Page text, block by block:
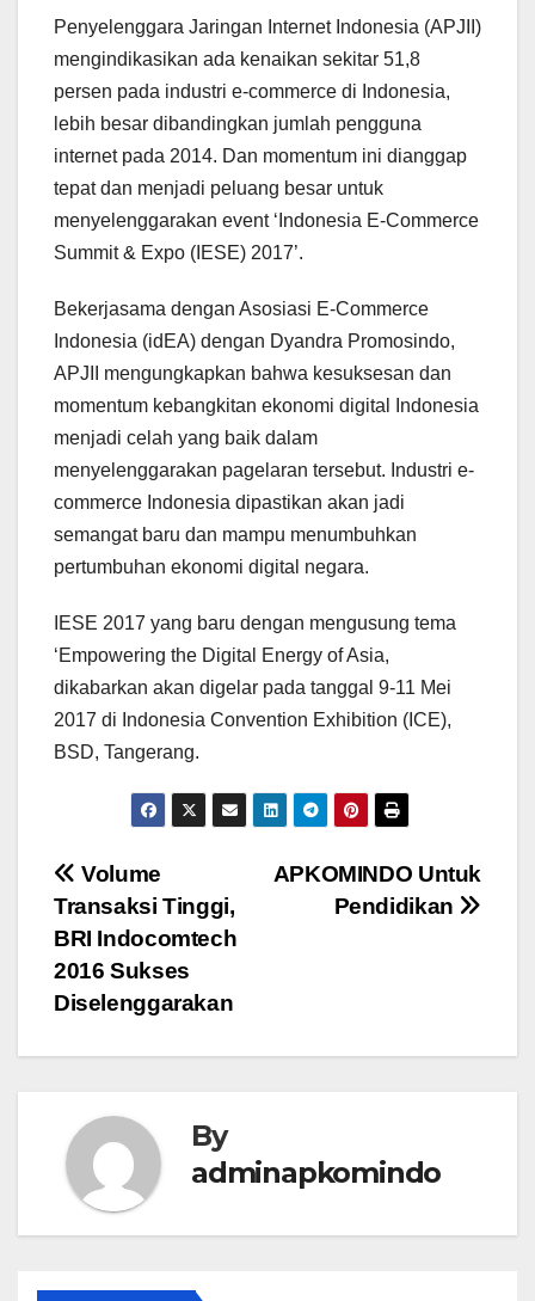
Penyelenggara Jaringan Internet Indonesia (APJII)
mengindikasikan ada kenaikan sekitar 51,8
persen pada industri e-commerce di Indonesia,
lebih besar dibandingkan jumlah pengguna
internet pada 2014. Dan momentum ini dianggap
tepat dan menjadi peluang besar untuk
menyelenggarakan event ‘Indonesia E-Commerce
Summit & Expo (IESE) 2017’.
Bekerjasama dengan Asosiasi E-Commerce
Indonesia (idEA) dengan Dyandra Promosindo,
APJII mengungkapkan bahwa kesuksesan dan
momentum kebangkitan ekonomi digital Indonesia
menjadi celah yang baik dalam
menyelenggarakan pagelaran tersebut. Industri e-
commerce Indonesia dipastikan akan jadi
semangat baru dan mampu menumbuhkan
pertumbuhan ekonomi digital negara.
IESE 2017 yang baru dengan mengusung tema
‘Empowering the Digital Energy of Asia,
dikabarkan akan digelar pada tanggal 9-11 Mei
2017 di Indonesia Convention Exhibition (ICE),
BSD, Tangerang.
Post
navigation
APKOMINDO Untuk
Pendidikan
Volume
Transaksi Tinggi,
BRI Indocomtech
2016 Sukses
Diselenggarakan
By
adminapkomindo